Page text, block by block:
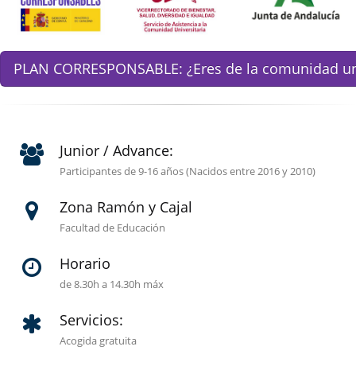
PLAN CORRESPONSABLE: ¿Eres de la
Junior / Advance:
Participantes de 9-16 años (Nacidos entre 2016 y 2010)
Zona Ramón y Cajal
Facultad de Educación
Horario
de 8.30h a 14.30h máx
Servicios:
Acogida gratuita